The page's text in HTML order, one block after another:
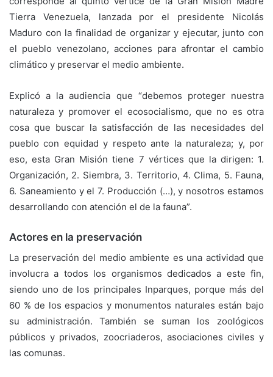
Tierra Venezuela, lanzada por el presidente Nicolás
Maduro con la finalidad de organizar y ejecutar, junto con
el pueblo venezolano, acciones para afrontar el cambio
climático y preservar el medio ambiente.
Explicó a la audiencia que “debemos proteger nuestra
naturaleza y promover el ecosocialismo, que no es otra
cosa que buscar la satisfacción de las necesidades del
pueblo con equidad y respeto ante la naturaleza; y, por
eso, esta Gran Misión tiene 7 vértices que la dirigen: 1.
Organización, 2. Siembra, 3. Territorio, 4. Clima, 5. Fauna,
6. Saneamiento y el 7. Producción (…), y nosotros estamos
desarrollando con atención el de la fauna”.
Actores en la preservación
La preservación del medio ambiente es una actividad que
involucra a todos los organismos dedicados a este fin,
siendo uno de los principales Inparques, porque más del
60 % de los espacios y monumentos naturales están bajo
su administración. También se suman los zoológicos
públicos y privados, zoocriaderos, asociaciones civiles y
las comunas.